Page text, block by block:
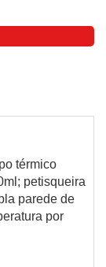
térmico
petisqueira
parede de
por